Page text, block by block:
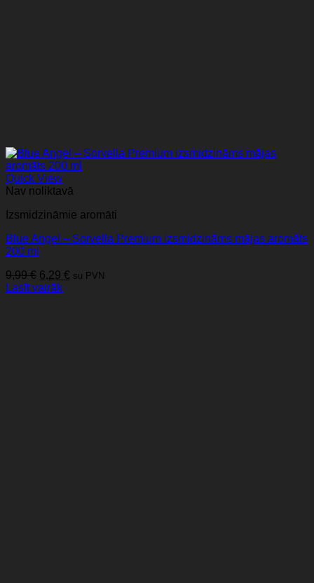
Quick View
Nav noliktavā
Izsmidzināmie aromāti
Blue Angel – Sorvella Premium izsmidzināms mājas aromāts
200 ml
9,99€ Original
price
6,29 € Current
su PVN
Lasīt vairāk